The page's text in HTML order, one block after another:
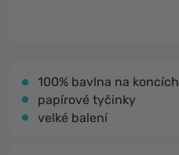
100% bavlna na koncích
papírové tyčinky
velké balení